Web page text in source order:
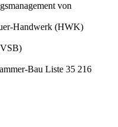
von
Handwerk (HWK)
Bau Liste 35 216